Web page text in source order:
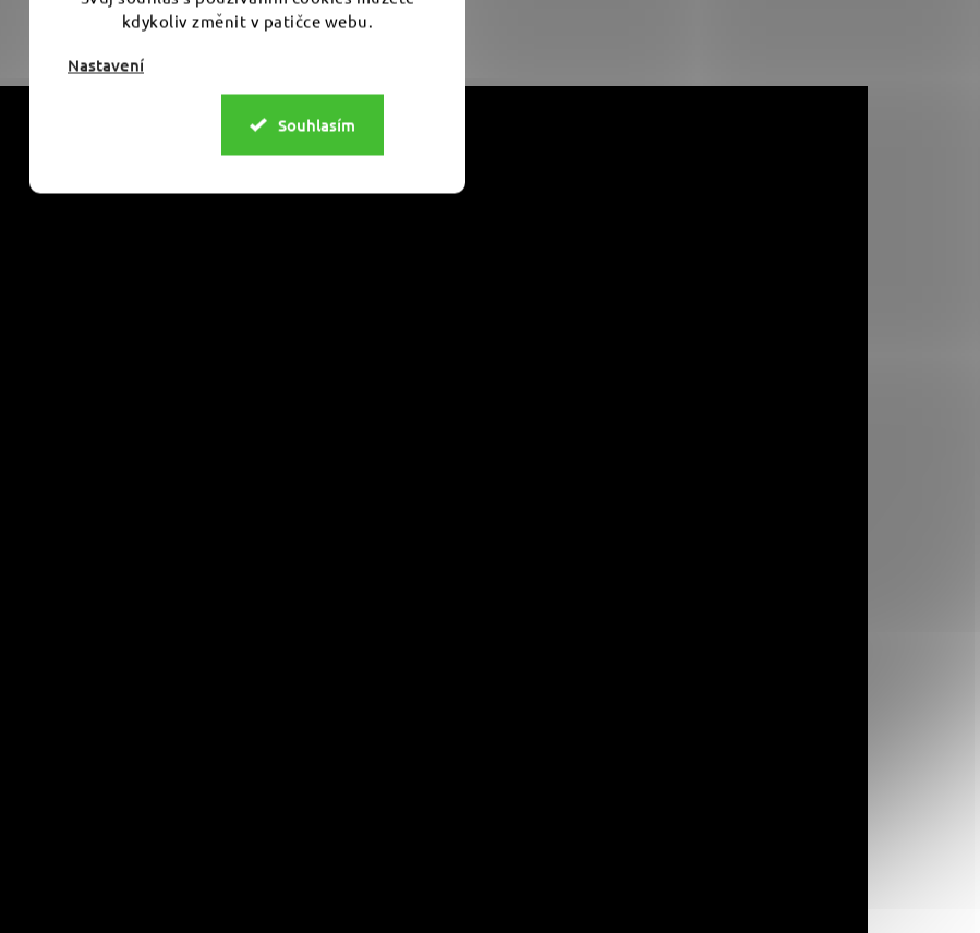
kdykoliv změnit v patičce webu.
Nastavení
Souhlasím